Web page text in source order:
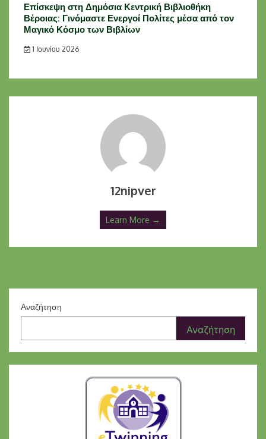
Επίσκεψη στη Δημόσια Κεντρική Βιβλιοθήκη
Βέροιας: Γινόμαστε Ενεργοί Πολίτες μέσα από τον
Μαγικό Κόσμο των Βιβλίων
1 Ιουνίου 2026
12nipver
Learn More →
Αναζήτηση
Αναζήτηση